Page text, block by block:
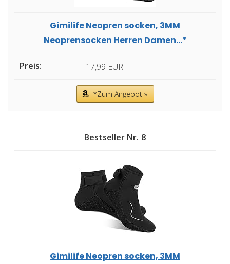
Gimilife Neopren socken, 3MM
Neoprensocken Herren Damen...*
17,99 EUR
*Zum Angebot »
8
Gimilife Neopren socken, 3MM